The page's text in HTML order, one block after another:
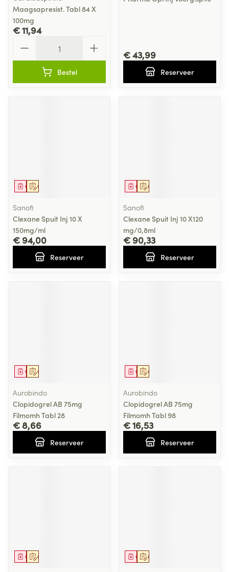
Maagsapresist. Tabl 84 X
100mg
€ 11,94
Bestel
€ 43,99
Reserveer
Op voorschrift
Geneesmiddel
Sanofi
Clexane Spuit Inj 10 X
150mg/ml
€ 94,00
Reserveer
Op voorschrift
Geneesmiddel
Sanofi
Clexane Spuit Inj 10 X120
mg/0,8ml
€ 90,33
Reserveer
Op voorschrift
Geneesmiddel
Aurobindo
Clopidogrel AB 75mg
Filmomh Tabl 28
€ 8,66
Reserveer
Op voorschrift
Geneesmiddel
Aurobindo
Clopidogrel AB 75mg
Filmomh Tabl 98
€ 16,53
Reserveer
Op voorschrift
Geneesmiddel Op voorschrift
Geneesmiddel